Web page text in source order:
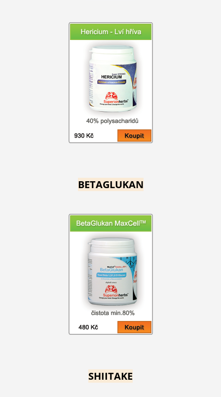
BETAGLUKAN
SHIITAKE